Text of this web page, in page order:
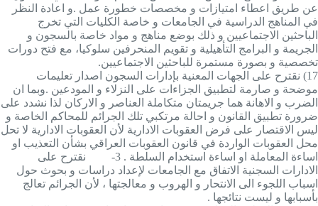
عن طريق اعطاء امتيازات و مخصصات خطورة عمل .و اعادة النظر
في المناهج الدراسية في الجامعات و خاصة الكليات التي تخرج
الباحثين الاجتماعيين و ذلك بوضع مناهج و مواد خاصة بالسجون و
الجريمة و البرامج التأهيلية و تقويم المنحرفين سلوكيا، مع فتح دورات
تخصصية و بصورة مستمرة للباحثين الاجتماعيين.
17)
نقترح على الجهات المعنية بإدارات السجون اصدار تعليمات
موضحة و صارمة لتطبيق الجزاءات على النزلاء و المودعين .وبما ان
الضرب و الاهانة هما جريمتان متكاملة العناصر و الاركان لذا نشدد على
ضرورة تطبيق القانون و احالة مرتكبي تلك الجرائم للمحاكم الخاصة و
ليس الاقتصار على فرض العقوبات الادارية لأن العقوبات الادارية لا تحل
محل العقوبات الواردة في قانون العقوبات العراقي بشأن التعذيب او
اساءة المعاملة او اساءة استخدام السلطة . 3- نقترح على
الادارات السجنية الاتفاق مع الجامعات لإعداد دراسات و بحوث حول
اسباب اللجوء الى الانتحار و الهروب و معالجتها ، لأن الجرائم تعالج
بأسبابها و ليست نتائجها .